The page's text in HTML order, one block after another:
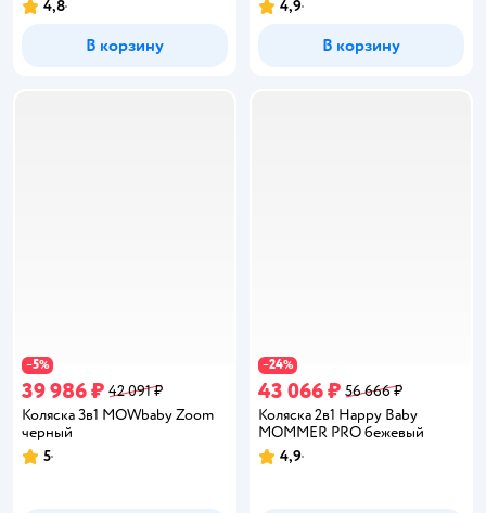
Рейтинг:
4,8
В корзину
Рейтинг:
4,9
В корзину
−5%
39 986 ₽ 42 091 ₽
Коляска 3в1 MOWbaby Zoom
черный
Рейтинг:
5
−24%
43 066 ₽ 56 666 ₽
Коляска 2в1 Happy Baby
MOMMER PRO бежевый
Рейтинг:
4,9